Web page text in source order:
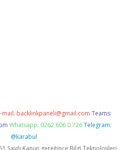
mail: backlinkpaneli@gmail.com Teams:
Whatsapp: 0262 606 0 726 Telegram:
@karabul
Sayılı Kanun gereğince Bilgi Teknolojileri